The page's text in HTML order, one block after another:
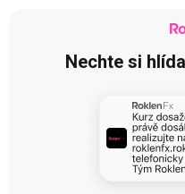
Nechte si